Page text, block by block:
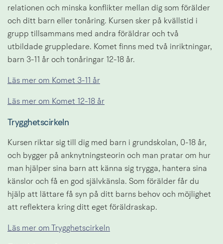
relationen och minska konflikter mellan dig som förälder
och ditt barn eller tonåring. Kursen sker på kvällstid i
grupp tillsammans med andra föräldrar och två
utbildade gruppledare. Komet finns med två inriktningar,
barn 3-11 år och tonåringar 12-18 år.
Läs mer om Komet 3-11 år
Läs mer om Komet 12-18 år
Trygghetscirkeln
Kursen riktar sig till dig med barn i grundskolan, 0-18 år,
och bygger på anknytningsteorin och man pratar om hur
man hjälper sina barn att känna sig trygga, hantera sina
känslor och få en god självkänsla. Som förälder får du
hjälp att lättare få syn på ditt barns behov och möjlighet
att reflektera kring ditt eget föräldraskap.
Läs mer om Trygghetscirkeln